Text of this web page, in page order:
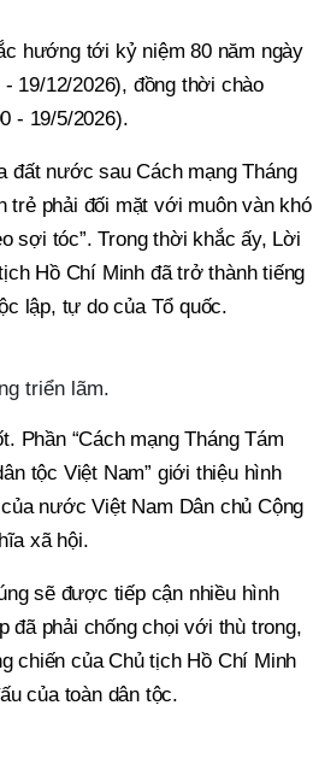
hướng tới kỷ niệm 80 năm ngày
19/12/2026), đồng thời chào
- 19/5/2026).
đất nước sau Cách mạng Tháng
trẻ phải đối mặt với muôn vàn khó
sợi tóc”. Trong thời khắc ấy, Lời
Hồ Chí Minh đã trở thành tiếng
lập, tự do của Tổ quốc.
triển lãm.
Phần “Cách mạng Tháng Tám
tộc Việt Nam” giới thiệu hình
nước Việt Nam Dân chủ Cộng
xã hội.
sẽ được tiếp cận nhiều hình
đã phải chống chọi với thù trong,
chiến của Chủ tịch Hồ Chí Minh
của toàn dân tộc.